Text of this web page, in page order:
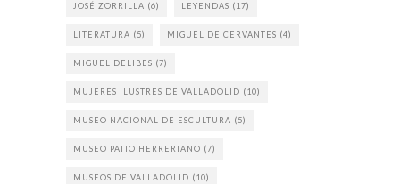
JOSÉ ZORRILLA (6) LEYENDAS (17)
LITERATURA (5) MIGUEL DE CERVANTES (4)
MIGUEL DELIBES (7)
MUJERES ILUSTRES DE VALLADOLID (10)
MUSEO NACIONAL DE ESCULTURA (5)
MUSEO PATIO HERRERIANO (7)
MUSEOS DE VALLADOLID (10)